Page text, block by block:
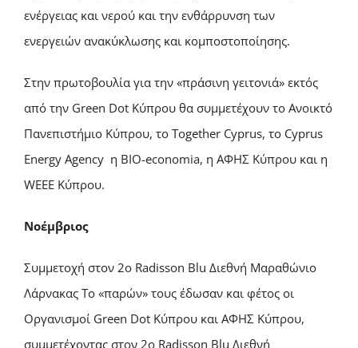
ενέργειας και νερού και την ενθάρρυνση των
ενεργειών ανακύκλωσης και κομποστοποίησης.
Στην πρωτοβουλία για την «πράσινη γειτονιά» εκτός
από την Green Dot Κύπρου θα συμμετέχουν το Ανοικτό
Πανεπιστήμιο Κύπρου, το Together Cyprus, το Cyprus
Energy Agency η BIO-economia, η ΑΦΗΣ Κύπρου και η
WEEE Kύπρου.
Νοέμβριος
Συμμετοχή στον 2ο Radisson Blu Διεθνή Μαραθώνιο
Λάρνακας Το «παρών» τους έδωσαν και φέτος οι
Οργανισμοί Green Dot Κύπρου και ΑΦΗΣ Κύπρου,
συμμετέχοντας στον 2ο Radisson Blu Διεθνή